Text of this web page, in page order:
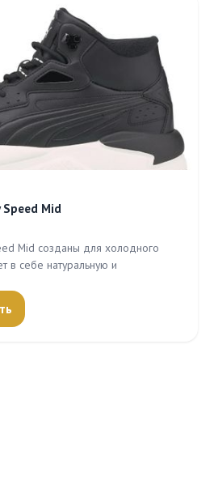
Speed Mid
Mid созданы для холодного
в себе натуральную и